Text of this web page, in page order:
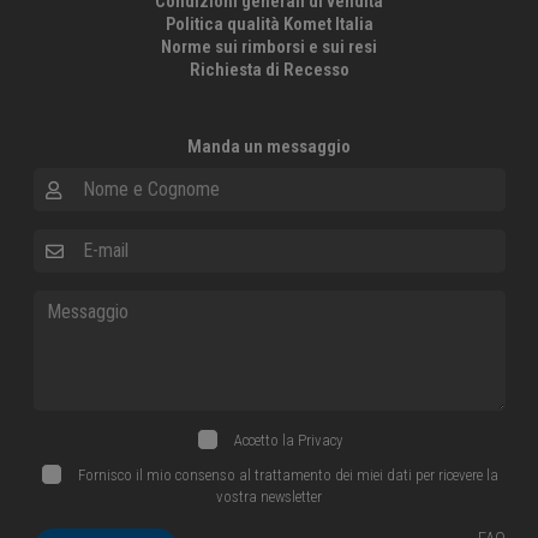
Politica qualità Komet Italia
Norme sui rimborsi e sui resi
Richiesta di Recesso
Manda un messaggio
Accetto la Privacy
Fornisco il mio consenso al trattamento dei miei dati per ricevere la
vostra newsletter